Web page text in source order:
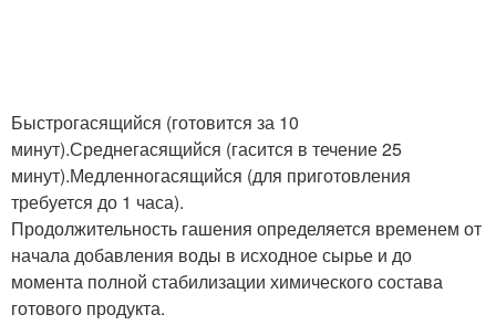
Быстрогасящийся (готовится за 10
минут).Среднегасящийся (гасится в течение 25
минут).Медленногасящийся (для приготовления
требуется до 1 часа).
Продолжительность гашения определяется временем от
начала добавления воды в исходное сырье и до
момента полной стабилизации химического состава
готового продукта.